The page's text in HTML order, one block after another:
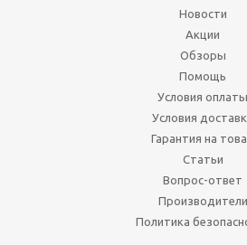
Новости
Акции
Обзоры
Помощь
Условия оплаты
Условия
Гарантия на
Статьи
Вопрос-ответ
Производители
Политика